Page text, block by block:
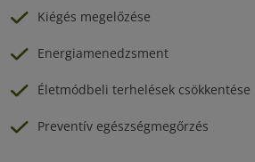
Kiégés megelőzése
Energiamenedzsment
Életmódbeli terhelések csökkentése
Preventív egészségmegőrzés